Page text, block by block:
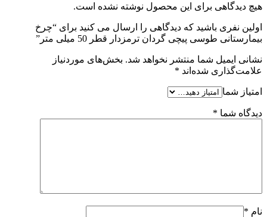
هیچ دیدگاهی برای این محصول نوشته نشده است.
اولین نفری باشید که دیدگاهی را ارسال می کنید برای “چرخ
بیمارستانی طوسی پیچی گردان ترمزدار قطر 50 میلی متر”
نشانی ایمیل شما منتشر نخواهد شد. بخش‌های موردنیاز
علامت‌گذاری شده‌اند *
امتیاز شما
دیدگاه شما *
نام *